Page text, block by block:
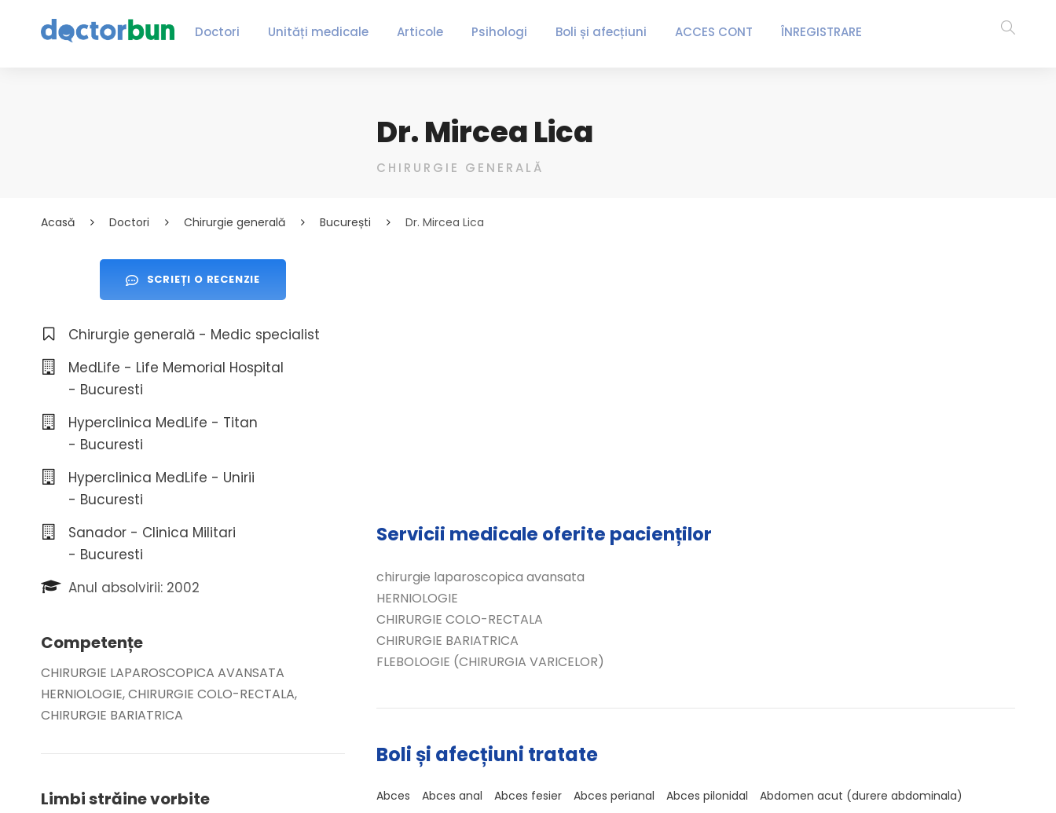
Doctori Unități medicale Articole Psihologi Boli și afecțiuni ACCES CONT ÎNREGISTRARE
Dr. Mircea Lica
CHIRURGIE GENERALĂ
Acasă Doctori Chirurgie generală București Dr. Mircea Lica
SCRIEȚI O RECENZIE
Chirurgie generală - Medic specialist
MedLife - Life Memorial Hospital
- Bucuresti
Hyperclinica MedLife - Titan
- Bucuresti
Hyperclinica MedLife - Unirii
- Bucuresti
Sanador - Clinica Militari
- Bucuresti
Anul absolvirii: 2002
Competențe
CHIRURGIE LAPAROSCOPICA AVANSATA
HERNIOLOGIE, CHIRURGIE COLO-RECTALA,
CHIRURGIE BARIATRICA
Limbi străine vorbite
Servicii medicale oferite pacienților
chirurgie laparoscopica avansata
HERNIOLOGIE
CHIRURGIE COLO-RECTALA
CHIRURGIE BARIATRICA
FLEBOLOGIE (CHIRURGIA VARICELOR)
Boli și afecțiuni tratate
Abces Abces anal Abces fesier Abces perianal Abces pilonidal
Abdomen acut (durere abdominala)